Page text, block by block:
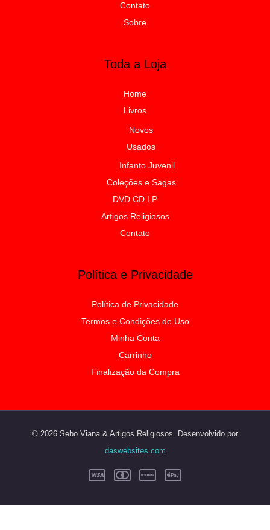
Contato
Sobre
Toda a Loja
Home
Livros
Novos
Usados
Infanto Juvenil
Coleções e Sagas
DVD CD LP
Artigos Religiosos
Contato
Política e Privacidade
Política de Privacidade
Termos e Condições de Uso
Minha Conta
Carrinho
Finalização da Compra
© 2026 Sebo Viana & Artigos Religiosos. Desenvolvido por
daswebsites.com